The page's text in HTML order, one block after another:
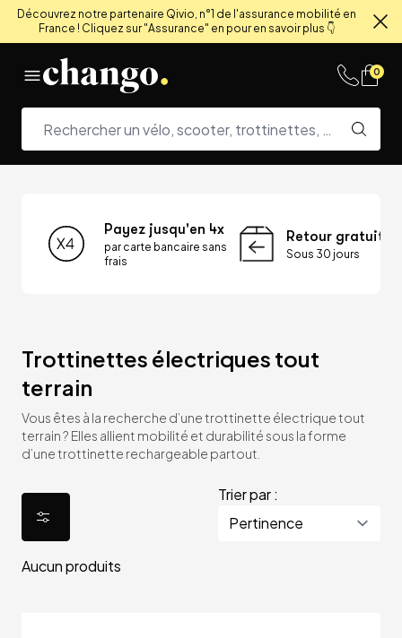
Découvrez notre partenaire Qivio, n°1 de l'assurance mobilité en
France ! Cliquez sur "Assurance" en pour en savoir plus 👇
0
Payez jusqu'en 4x
par carte bancaire sans
frais
Retour gratuit
Sous 30 jours
Trottinettes électriques tout
terrain
Vous êtes à la recherche d’une trottinette électrique tout
terrain ? Elles allient mobilité et durabilité sous la forme
d’une trottinette rechargeable partout.
Trier par :
Aucun produits